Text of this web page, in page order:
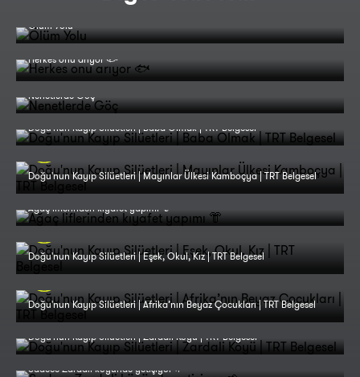
Ölüm Yolu
Herkes onu arıyor 🐟
Nenetlerde Göç
Doğu'nun Kayıp Silüetleri | Baba Olmak | TRT Belgesel
Doğu'nun Kayıp Silüetleri | Mayınlar Ülkesi Kamboçya | TRT Belgesel
Ağaç liflerinden kıyafet yapımı 👘
Doğu'nun Kayıp Silüetleri | Eşek, Okul, Kız | TRT Belgesel
Doğu'nun Kayıp Silüetleri | Afrika’nın Beyaz Çocukları | TRT Belgesel
Doğu'nun Kayıp Silüetleri | Zardali Köyü | TRT Belgesel
Sadece Zardali köyünde yetişiyor 🌱